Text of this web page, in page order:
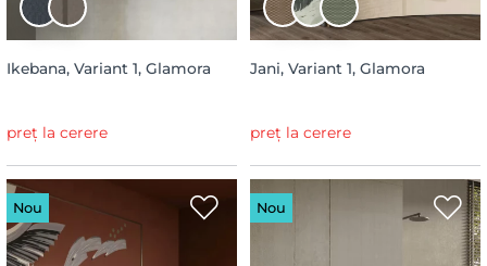
Ikebana, Variant 1, Glamora
preț la cerere
Jani, Variant 1, Glamora
preț la cerere
Nou Nou